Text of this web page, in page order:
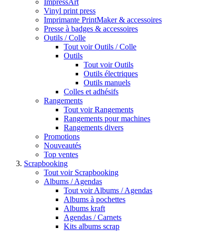
ImpressArt
Vinyl print press
Imprimante PrintMaker & accessoires
Presse à badges & accessoires
Outils / Colle
Tout voir Outils / Colle
Outils
Tout voir Outils
Outils électriques
Outils manuels
Colles et adhésifs
Rangements
Tout voir Rangements
Rangements pour machines
Rangements divers
Promotions
Nouveautés
Top ventes
Scrapbooking
Tout voir Scrapbooking
Albums / Agendas
Tout voir Albums / Agendas
Albums à pochettes
Albums kraft
Agendas / Carnets
Kits albums scrap